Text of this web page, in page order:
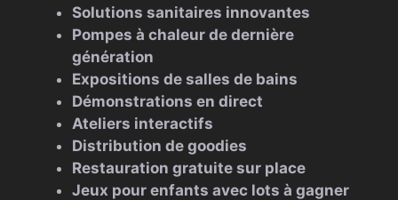
Solutions sanitaires innovantes
Pompes à chaleur de dernière
génération
Expositions de salles de bains
Démonstrations en direct
Ateliers interactifs
Distribution de goodies
Restauration gratuite sur place
Jeux pour enfants avec lots à gagner